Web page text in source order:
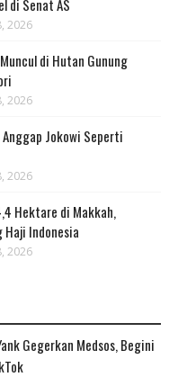
di Senat AS
2026
di Hutan Gunung
2026
Jokowi Seperti
2026
Hektare di Makkah,
Haji Indonesia
2026
Gegerkan Medsos, Begini